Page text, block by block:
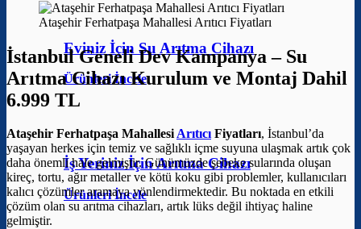
Eviniz İçin Su Arıtma Cihazı
Ürünleri İncele
İş Yeriniz İçin Arıtma Cihazı
Ürünleri İncele
Ataşehir Ferhatpaşa Mahallesi Arıtıcı Fiyatları
İstanbul Geneli Dev Kampanya – Su
Arıtma Cihazı Kurulum ve Montaj Dahil
6.999 TL
Ataşehir Ferhatpaşa MahallesiArıtıcıFiyatları, İstanbul’da
yaşayan herkes için temiz ve sağlıklı içme suyuna ulaşmak artık çok
daha önemli hale gelmiştir. Günümüzde şebeke sularında oluşan
kireç, tortu, ağır metaller ve kötü koku gibi problemler, kullanıcıları
kalıcı çözümler aramaya yönlendirmektedir. Bu noktada en etkili
çözüm olan su arıtma cihazları, artık lüks değil ihtiyaç haline
gelmiştir.